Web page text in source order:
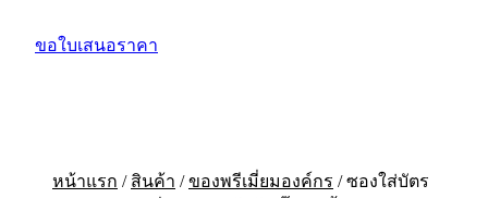
ขอใบเสนอราคา
หน้าแรก / สินค้า / ของพรีเมี่ยมองค์กร / ซองใส่บัตร